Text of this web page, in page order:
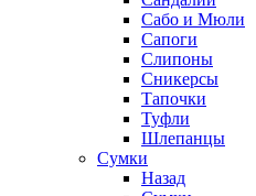
Сабо и Мюли
Сапоги
Слипоны
Сникерсы
Тапочки
Туфли
Шлепанцы
Cумки
Назад